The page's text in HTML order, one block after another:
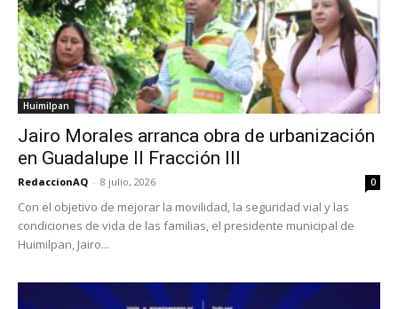
Huimilpan
Jairo Morales arranca obra de urbanización
en Guadalupe II Fracción III
RedaccionAQ - 8 julio, 2026 0
Con el objetivo de mejorar la movilidad, la seguridad vial y las
condiciones de vida de las familias, el presidente municipal de
Huimilpan, Jairo...